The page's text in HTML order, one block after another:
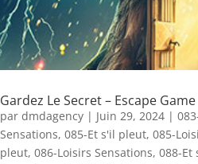
Gardez Le Secret – Escape Game
par dmdagency | Juin 29, 2024 |
Sensations, 085-Et s'il pleut, 085-
pleut, 086-Loisirs Sensations, 088-Et